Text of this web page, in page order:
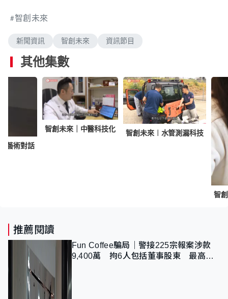
智創未來
新聞資訊 智創未來 資訊節目
其他集數
藝術對話
智創未來｜中醫科技化 智創未來︱水管測漏科技
推薦閱讀
Fun Coffee騙局｜警接225宗報案涉款
9,400萬 拘6人包括董事股東 最高金